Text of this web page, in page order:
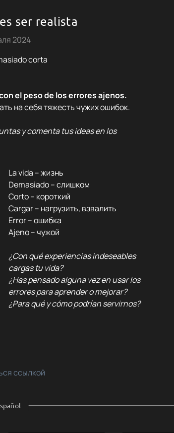
ser realista
2024
corta
el peso de los errores ajenos.
на себя тяжесть чужих ошибок.
y comenta tus ideas en los
La vida – жизнь
Demasiado – слишком
Corto – короткий
Cargar – нагрузить, взвалить
Error – ошибка
Ajeno – чужой
¿Con qué experiencias indeseables
cargas tu vida?
¿Has pensado alguna vez en usar los
errores para aprender o mejorar?
¿Para qué y cómo podrían servirnos?
ссылкой